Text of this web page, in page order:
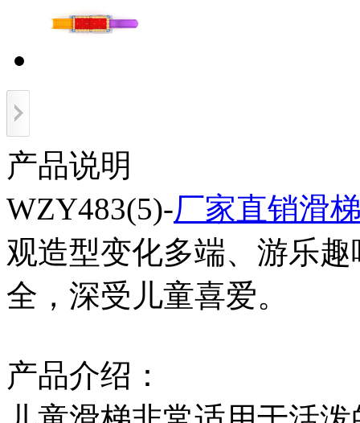
产品说明
WZY483(5)-厂家直销滑
观造型变化多端、游乐
全，深受儿童喜爱。
产品介绍：